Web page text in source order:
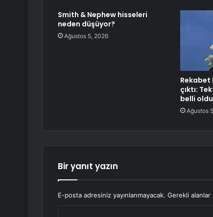
Smith & Nephew hisseleri
neden düşüyor?
Ağustos 5, 2026
Rekabet
çıktı:
belli oldu
Ağustos
Bir yanıt yazın
E-posta adresiniz yayınlanmayacak. Gerekli alanlar